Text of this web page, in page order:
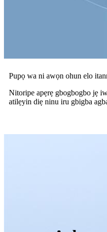
Pupọ wa ni awọn ohun elo
Nitoripe apẹrẹ gbogbogbo jẹ
atilẹyin diẹ ninu iru gbigba